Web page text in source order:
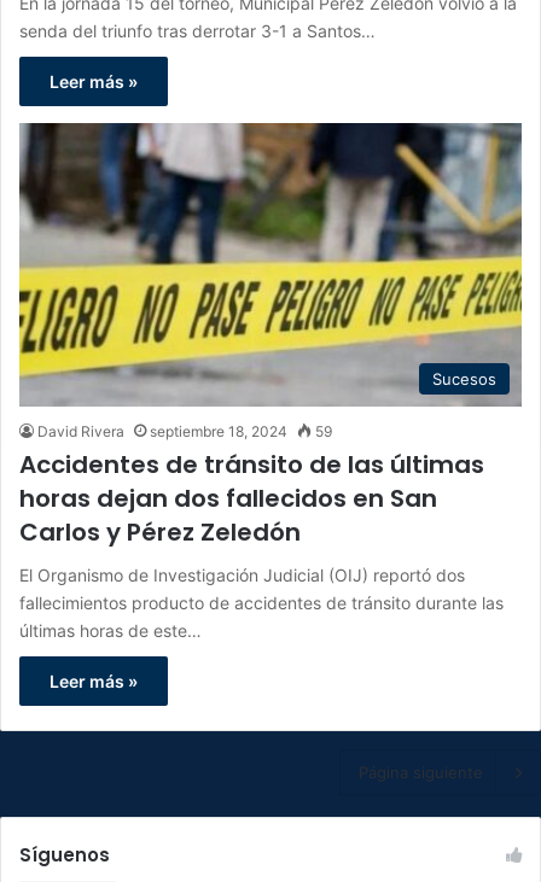
senda del triunfo tras derrotar 3-1 a Santos…
Leer más »
Sucesos
David Rivera septiembre 18, 2024 59
Accidentes de tránsito de las últimas
horas dejan dos fallecidos en San
Carlos y Pérez Zeledón
El Organismo de Investigación Judicial (OIJ) reportó dos
fallecimientos producto de accidentes de tránsito durante las
últimas horas de este…
Leer más »
Página siguiente
Síguenos